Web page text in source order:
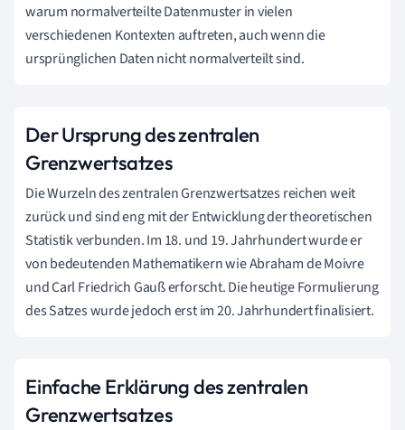
warum normalverteilte Datenmuster in vielen
verschiedenen Kontexten auftreten, auch wenn die
ursprünglichen Daten nicht normalverteilt sind.
Der Ursprung des zentralen
Grenzwertsatzes
Die Wurzeln des zentralen Grenzwertsatzes reichen weit
zurück und sind eng mit der Entwicklung der theoretischen
Statistik verbunden. Im 18. und 19. Jahrhundert wurde er
von bedeutenden Mathematikern wie Abraham de Moivre
und Carl Friedrich Gauß erforscht. Die heutige Formulierung
des Satzes wurde jedoch erst im 20. Jahrhundert finalisiert.
Einfache Erklärung des zentralen
Grenzwertsatzes